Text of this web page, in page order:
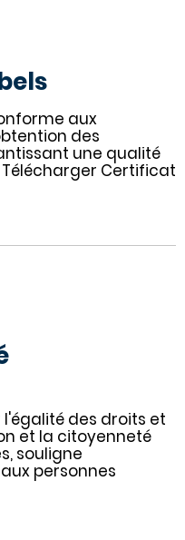
aux
des
une qualité
Certificat
l'égalité des droits et
et la citoyenneté
souligne
personnes